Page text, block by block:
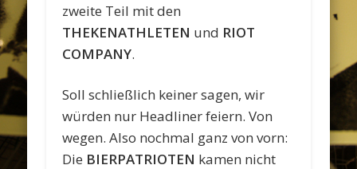
zweite Teil mit den
THEKENATHLETEN und RIOT
COMPANY.
Soll schließlich keiner sagen, wir
würden nur Headliner feiern. Von
wegen. Also nochmal ganz von vorn:
Die BIERPATRIOTEN kamen nicht